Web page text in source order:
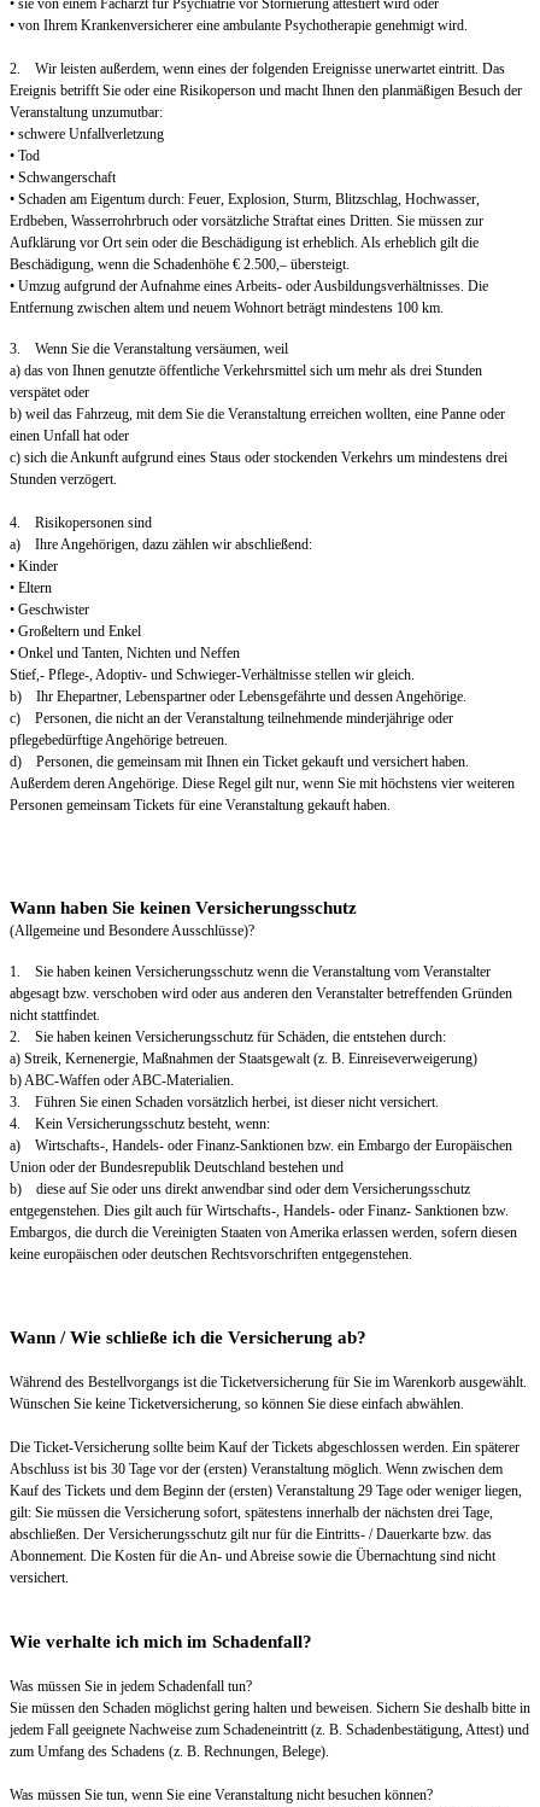
• sie von einem Facharzt für Psychiatrie vor Stornierung attestiert wird oder
• von Ihrem Krankenversicherer eine ambulante Psychotherapie genehmigt wird.
2. Wir leisten außerdem, wenn eines der folgenden Ereignisse unerwartet eintritt. Das
Ereignis betrifft Sie oder eine Risikoperson und macht Ihnen den planmäßigen Besuch der
Veranstaltung unzumutbar:
• schwere Unfallverletzung
• Tod
• Schwangerschaft
• Schaden am Eigentum durch: Feuer, Explosion, Sturm, Blitzschlag, Hochwasser,
Erdbeben, Wasserrohrbruch oder vorsätzliche Straftat eines Dritten. Sie müssen zur
Aufklärung vor Ort sein oder die Beschädigung ist erheblich. Als erheblich gilt die
Beschädigung, wenn die Schadenhöhe € 2.500,– übersteigt.
• Umzug aufgrund der Aufnahme eines Arbeits- oder Ausbildungsverhältnisses. Die
Entfernung zwischen altem und neuem Wohnort beträgt mindestens 100 km.
3. Wenn Sie die Veranstaltung versäumen, weil
a) das von Ihnen genutzte öffentliche Verkehrsmittel sich um mehr als drei Stunden
verspätet oder
b) weil das Fahrzeug, mit dem Sie die Veranstaltung erreichen wollten, eine Panne oder
einen Unfall hat oder
c) sich die Ankunft aufgrund eines Staus oder stockenden Verkehrs um mindestens drei
Stunden verzögert.
4. Risikopersonen sind
a) Ihre Angehörigen, dazu zählen wir abschließend:
• Kinder
• Eltern
• Geschwister
• Großeltern und Enkel
• Onkel und Tanten, Nichten und Neffen
Stief,- Pflege-, Adoptiv- und Schwieger-Verhältnisse stellen wir gleich.
b) Ihr Ehepartner, Lebenspartner oder Lebensgefährte und dessen Angehörige.
c) Personen, die nicht an der Veranstaltung teilnehmende minderjährige oder
pflegebedürftige Angehörige betreuen.
d) Personen, die gemeinsam mit Ihnen ein Ticket gekauft und versichert haben.
Außerdem deren Angehörige. Diese Regel gilt nur, wenn Sie mit höchstens vier weiteren
Personen gemeinsam Tickets für eine Veranstaltung gekauft haben.
Wann haben Sie keinen Versicherungsschutz
(Allgemeine und Besondere Ausschlüsse)?
1. Sie haben keinen Versicherungsschutz wenn die Veranstaltung vom Veranstalter
abgesagt bzw. verschoben wird oder aus anderen den Veranstalter betreffenden Gründen
nicht stattfindet.
2. Sie haben keinen Versicherungsschutz für Schäden, die entstehen durch:
a) Streik, Kernenergie, Maßnahmen der Staatsgewalt (z. B. Einreiseverweigerung)
b) ABC-Waffen oder ABC-Materialien.
3. Führen Sie einen Schaden vorsätzlich herbei, ist dieser nicht versichert.
4. Kein Versicherungsschutz besteht, wenn:
a) Wirtschafts-, Handels- oder Finanz-Sanktionen bzw. ein Embargo der Europäischen
Union oder der Bundesrepublik Deutschland bestehen und
b) diese auf Sie oder uns direkt anwendbar sind oder dem Versicherungsschutz
entgegenstehen. Dies gilt auch für Wirtschafts-, Handels- oder Finanz- Sanktionen bzw.
Embargos, die durch die Vereinigten Staaten von Amerika erlassen werden, sofern diesen
keine europäischen oder deutschen Rechtsvorschriften entgegenstehen.
Wann / Wie schließe ich die Versicherung ab?
Während des Bestellvorgangs ist die Ticketversicherung für Sie im Warenkorb ausgewählt.
Wünschen Sie keine Ticketversicherung, so können Sie diese einfach abwählen.
Die Ticket-Versicherung sollte beim Kauf der Tickets abgeschlossen werden. Ein späterer
Abschluss ist bis 30 Tage vor der (ersten) Veranstaltung möglich. Wenn zwischen dem
Kauf des Tickets und dem Beginn der (ersten) Veranstaltung 29 Tage oder weniger liegen,
gilt: Sie müssen die Versicherung sofort, spätestens innerhalb der nächsten drei Tage,
abschließen. Der Versicherungsschutz gilt nur für die Eintritts- / Dauerkarte bzw. das
Abonnement. Die Kosten für die An- und Abreise sowie die Übernachtung sind nicht
versichert.
Wie verhalte ich mich im Schadenfall?
Was müssen Sie in jedem Schadenfall tun?
Sie müssen den Schaden möglichst gering halten und beweisen. Sichern Sie deshalb bitte in
jedem Fall geeignete Nachweise zum Schadeneintritt (z. B. Schadenbestätigung, Attest) und
zum Umfang des Schadens (z. B. Rechnungen, Belege).
Was müssen Sie tun, wenn Sie eine Veranstaltung nicht besuchen können?